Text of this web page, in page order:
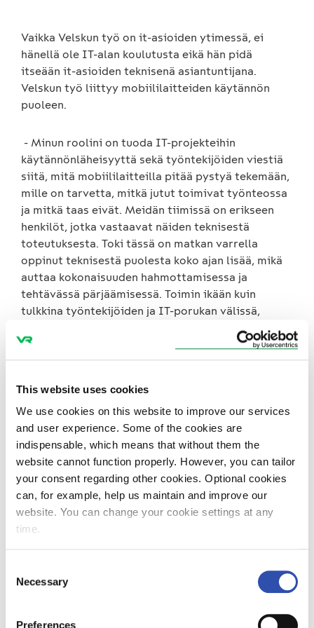
This website uses cookies
We use cookies on this website to improve our services
and user experience. Some of the cookies are
indispensable, which means that without them the
website cannot function properly. However, you can tailor
your consent regarding other cookies. Optional cookies
can, for example, help us maintain and improve our
website. You can change your cookie settings at any
time.
Selection
Necessary
Preferences
Vaikka Velskun työ on it-asioiden ytimessä, ei
hänellä ole IT-alan koulutusta eikä hän pidä
itseään it-asioiden teknisenä asiantuntijana.
Velskun työ liittyy mobiililaitteiden käytännön
puoleen.
- Minun roolini on tuoda IT-projekteihin
käytännönläheisyyttä sekä työntekijöiden viestiä
siitä, mitä mobiililaitteilla pitää pystyä tekemään,
mille on tarvetta, mitkä jutut toimivat työnteossa
ja mitkä taas eivät. Meidän tiimissä on erikseen
henkilöt, jotka vastaavat näiden teknisestä
toteutuksesta. Toki tässä on matkan varrella
oppinut teknisestä puolesta koko ajan lisää, mikä
auttaa kokonaisuuden hahmottamisessa ja
tehtävässä pärjäämisessä. Toimin ikään kuin
tulkkina työntekijöiden ja IT-porukan välissä,
Velskun työssä arvokasta onkin vahva kentältä
saatu kokemus. Velsku toimi VR:llä ensin 7,5 vuotta
palveluesimiehen rooli, jossa Velsku vastasi myös
lähiliikenteen työntekijöiden it-asioiden